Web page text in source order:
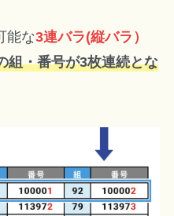
能な3連バラ(縦バラ）
組・番号が3枚連続とな